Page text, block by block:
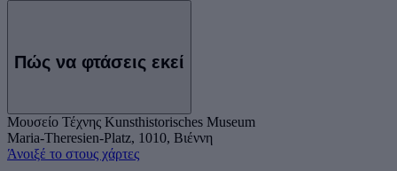
Πώς να φτάσεις εκεί
Μουσείο Τέχνης Kunsthistorisches Museum
Maria-Theresien-Platz, 1010, Βιέννη
Άνοιξέ το στους χάρτες